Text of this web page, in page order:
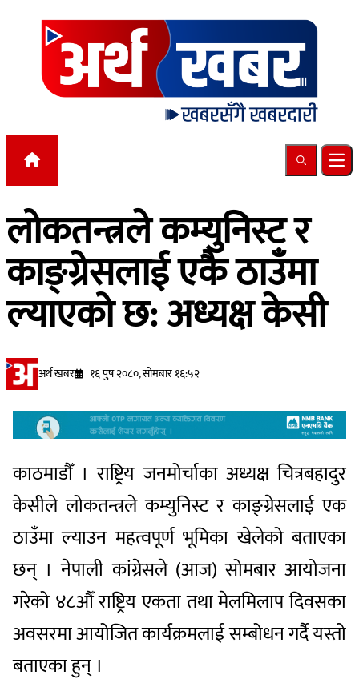
Skip to content
Search
लोकतन्त्रले कम्युनिस्ट र
काङ्ग्रेसलाई एकै ठाउँमा
ल्याएको छ: अध्यक्ष केसी
अर्थ खबर १६ पुष २०८०, सोमबार १६:५२
काठमाडौँ । राष्ट्रिय जनमोर्चाका अध्यक्ष चित्रबहादुर
केसीले लोकतन्त्रले कम्युनिस्ट र काङ्ग्रेसलाई एक
ठाउँमा ल्याउन महत्वपूर्ण भूमिका खेलेको बताएका
छन् । नेपाली कांग्रेसले (आज) सोमबार आयोजना
गरेको ४८औँ राष्ट्रिय एकता तथा मेलमिलाप दिवसका
अवसरमा आयोजित कार्यक्रमलाई सम्बोधन गर्दै यस्तो
बताएका हुन् ।